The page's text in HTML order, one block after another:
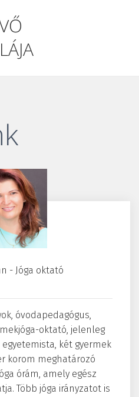
- Jóga oktató
óvodapedagógus,
oktató, jelenleg
két gyermek
korom meghatározó
órám, amely egész
Több jóga irányzatot is